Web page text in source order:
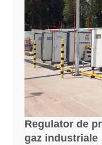
Regulator de
gaz industriale